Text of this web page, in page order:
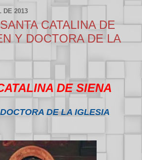
DE 2013
CATALINA DE
Y DOCTORA DE LA
DE SIENA
DE LA IGLESIA